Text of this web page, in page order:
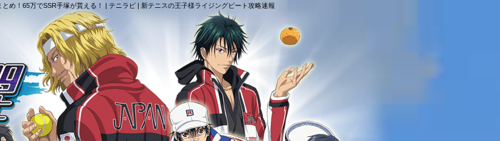
め！65万でSSR手塚が貰える！ | テニラビ | 新テニスの王子様ライジングビート攻略速報